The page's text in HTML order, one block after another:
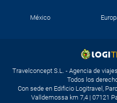
México
Travelconcept S.L. - Agencia de
Todos los
Con sede en Edificio Logitravel,
Valldemossa km 7,4 | 07121